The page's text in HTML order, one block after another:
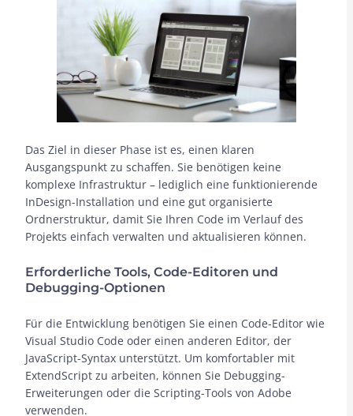
Das Ziel in dieser Phase ist es, einen klaren
Ausgangspunkt zu schaffen. Sie benötigen keine
komplexe Infrastruktur – lediglich eine funktionierende
InDesign-Installation und eine gut organisierte
Ordnerstruktur, damit Sie Ihren Code im Verlauf des
Projekts einfach verwalten und aktualisieren können.
Erforderliche Tools, Code-Editoren und
Debugging-Optionen
Für die Entwicklung benötigen Sie einen Code-Editor wie
Visual Studio Code oder einen anderen Editor, der
JavaScript-Syntax unterstützt. Um komfortabler mit
ExtendScript zu arbeiten, können Sie Debugging-
Erweiterungen oder die Scripting-Tools von Adobe
verwenden.